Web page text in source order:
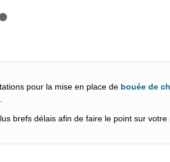
pour la mise en place de bouée de
brefs délais afin de faire le point sur